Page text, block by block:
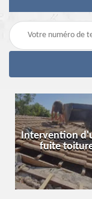
Intervention
fuite